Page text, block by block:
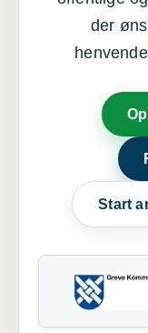
der
Start